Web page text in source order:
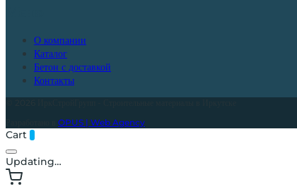
О компании
Каталог
Бетон с доставкой
Контакты
OPUS | Web Agency
Cart
Updating…